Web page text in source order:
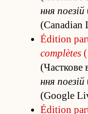
ння поезій
(Canadian
Édition
complètes
(Часткове
ння поезій
(Google
Édition